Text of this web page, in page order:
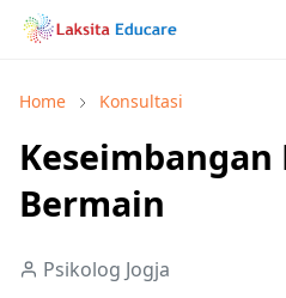
Home Konsultasi
Keseimbangan
Bermain
Psikolog Jogja